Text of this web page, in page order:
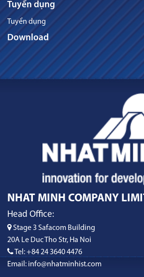
Tuyển dụng
Tuyển dụng
Download
NHAT MINH COMPANY
Head Office:
Stage 3 Safacom Building
20A Le Duc Tho Str, Ha Noi
Tel: +84 24 3640 4476
Email: info@nhatminhist.com